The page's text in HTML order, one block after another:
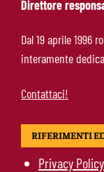
Direttore
Dal 19 aprile 1996
interamente
Contattaci!
RIFERIMENTI
Privacy Policy